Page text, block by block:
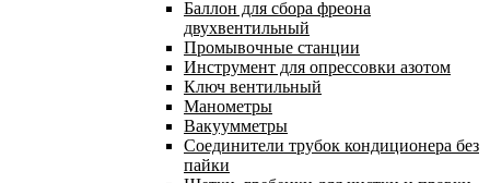
Баллон для сбора фреона
двухвентильный
Промывочные станции
Инструмент для опрессовки азотом
Ключ вентильный
Манометры
Вакуумметры
Соединители трубок кондиционера без
пайки